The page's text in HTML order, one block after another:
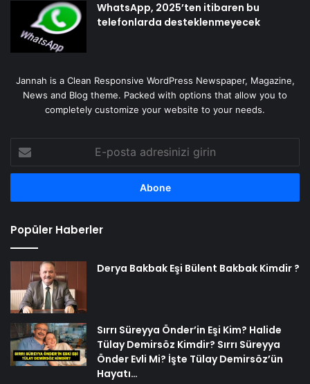
WhatsApp, 2025’ten itibaren bu
telefonlarda desteklenmeyecek
Jannah is a Clean Responsive WordPress Newspaper, Magazine,
News and Blog theme. Packed with options that allow you to
completely customize your website to your needs.
posta
adresinizi
Popüler Haberler
Derya Bakbak Eşi Bülent Bakbak Kimdir ?
Sırrı Süreyya Önder’in Eşi Kim? Halide
Tülay Demirsöz Kimdir? Sırrı Süreyya
Önder Evli Mi? İşte Tülay Demirsöz’ün
Hayatı…